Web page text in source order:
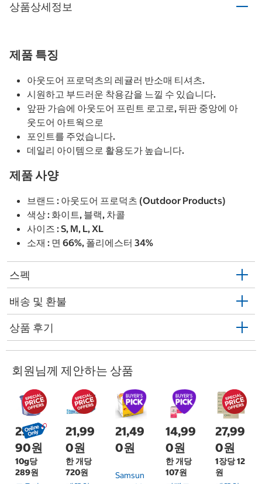
상품상세정보
제품 특징
아웃도어 프로덕츠의 레귤러 반소매 티셔츠.
시원하고 부드러운 착용감을 느낄 수 있습니다.
앞판 가슴에 아웃도어 프린트 로고로, 뒤판 중앙에 아
웃도어 아트웍으로
포인트를 주었습니다.
데일리 아이템으로 활용도가 높습니다.
제품 사양
브랜드 : 아웃도어 프로덕츠 (Outdoor Products)
색상 : 화이트, 블랙, 차콜
사이즈 : S, M, L, XL
소재 : 면 66%, 폴리에스터 34%
스펙
배송 및 환불
상품 후기
회원님께 제안하는 상품
29,9
90원
10g당
289원
21,99
0원
한 개당
720원
21,49
0원
Samsun
14,99
0원
한 개당
107원
27,99
0원
1장당 12
원